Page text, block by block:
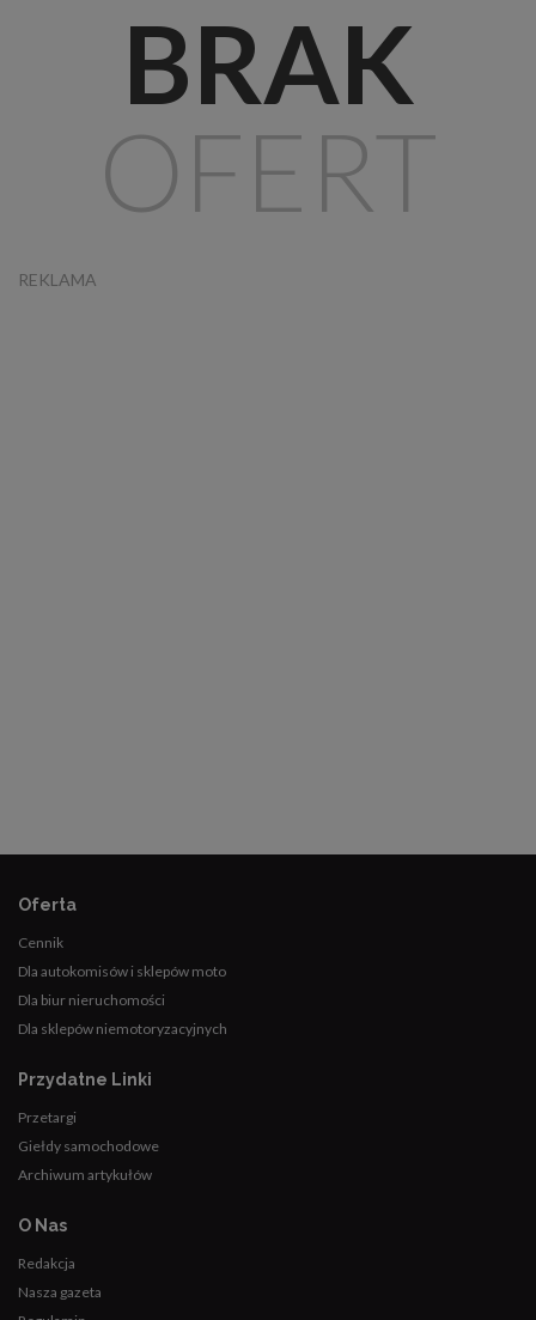
BRAK
OFERT
REKLAMA
Oferta
Cennik
Dla autokomisów i sklepów moto
Dla biur nieruchomości
Dla sklepów niemotoryzacyjnych
Przydatne Linki
Przetargi
Giełdy samochodowe
Archiwum artykułów
O Nas
Redakcja
Nasza gazeta